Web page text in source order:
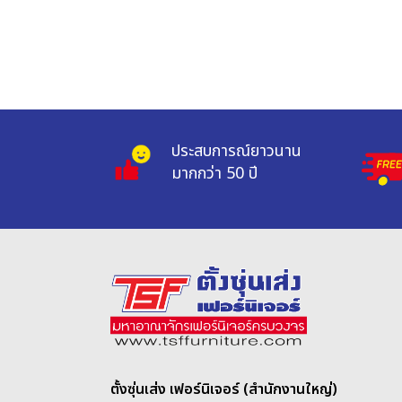
ประสบการณ์ยาวนาน
มากกว่า 50 ปี
ตั้งซุ่นเส่ง เฟอร์นิเจอร์ (สำนักงานใหญ่)